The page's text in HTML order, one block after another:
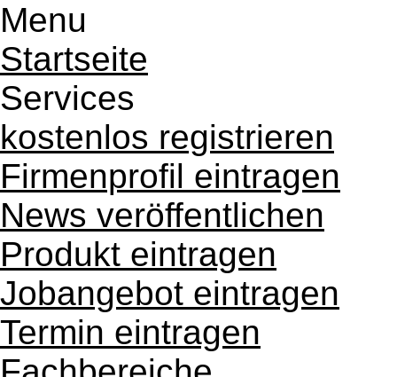
Menu
Startseite
Services
kostenlos registrieren
Firmenprofil eintragen
News veröffentlichen
Produkt eintragen
Jobangebot eintragen
Termin eintragen